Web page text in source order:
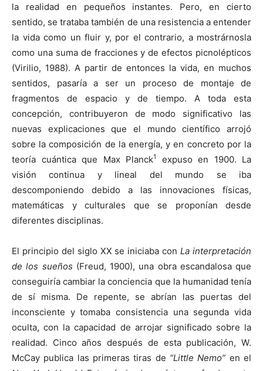
la realidad en pequeños instantes. Pero, en cierto
sentido, se trataba también de una resistencia a entender
la vida como un fluir y, por el contrario, a mostrárnosla
como una suma de fracciones y de efectos picnolépticos
(Virilio, 1988). A partir de entonces la vida, en muchos
sentidos, pasaría a ser un proceso de montaje de
fragmentos de espacio y de tiempo. A toda esta
concepción, contribuyeron de modo significativo las
nuevas explicaciones que el mundo científico arrojó
sobre la composición de la energía, y en concreto por la
teoría cuántica que Max Planck1
expuso en 1900. La
visión continua y lineal del mundo se iba
descomponiendo debido a las innovaciones físicas,
matemáticas y culturales que se proponían desde
diferentes disciplinas.
El principio del siglo XX se iniciaba conLa interpretación
de los sueños (Freud, 1900), una obra escandalosa que
conseguiría cambiar la conciencia que la humanidad tenía
de sí misma. De repente, se abrían las puertas del
inconsciente y tomaba consistencia una segunda vida
oculta, con la capacidad de arrojar significado sobre la
realidad. Cinco años después de esta publicación, W.
McCay publica las primeras tiras de “Little Nemo” en el